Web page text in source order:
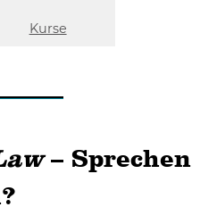
Kurse
– Sprechen